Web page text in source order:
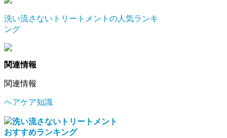
洗い流さないトリートメントの人気ランキ
ング
関連情報
関連情報
ヘアケア知識
洗い流さないトリートメント
おすすめランキング